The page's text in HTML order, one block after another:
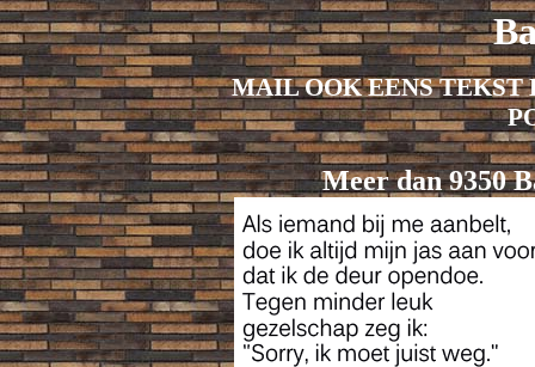
MAIL OOK EENS TEKST
Meer dan 9350